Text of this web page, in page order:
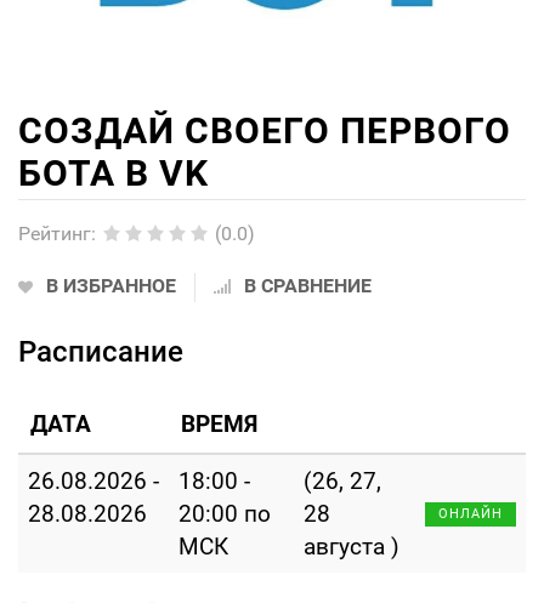
СОЗДАЙ СВОЕГО ПЕРВОГО
БОТА В VK
Рейтинг: (0.0)
В ИЗБРАННОЕ В СРАВНЕНИЕ
Расписание
ДАТА ВРЕМЯ
26.08.2026 -
28.08.2026
18:00 -
20:00 по
МСК
(26, 27,
28
августа )
ОНЛАЙН